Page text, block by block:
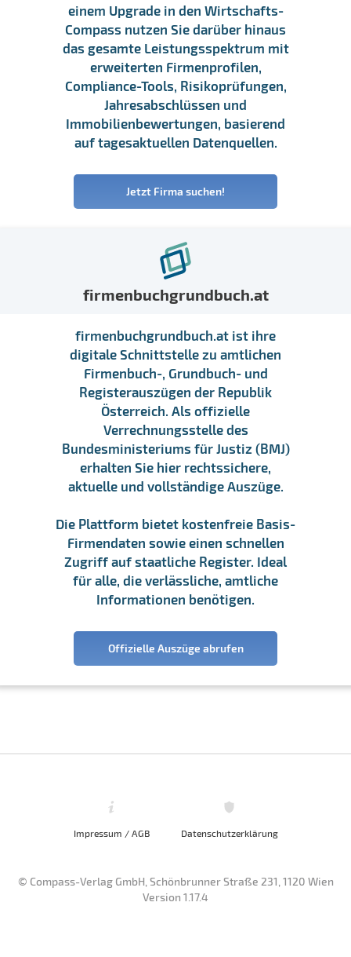
einem Upgrade in den Wirtschafts-
Compass nutzen Sie darüber hinaus
das gesamte Leistungsspektrum mit
erweiterten Firmenprofilen,
Compliance-Tools, Risikoprüfungen,
Jahresabschlüssen und
Immobilienbewertungen, basierend
auf tagesaktuellen Datenquellen.
Jetzt Firma suchen!
firmenbuchgrundbuch.at
firmenbuchgrundbuch.at ist ihre
digitale Schnittstelle zu amtlichen
Firmenbuch-, Grundbuch- und
Registerauszügen der Republik
Österreich. Als offizielle
Verrechnungsstelle des
Bundesministeriums für Justiz (BMJ)
erhalten Sie hier rechtssichere,
aktuelle und vollständige Auszüge.
Die Plattform bietet kostenfreie Basis-
Firmendaten sowie einen schnellen
Zugriff auf staatliche Register. Ideal
für alle, die verlässliche, amtliche
Informationen benötigen.
Offizielle Auszüge abrufen
Impressum / AGB Datenschutzerklärung
© Compass-Verlag GmbH, Schönbrunner Straße 231, 1120 Wien
Version 1.17.4